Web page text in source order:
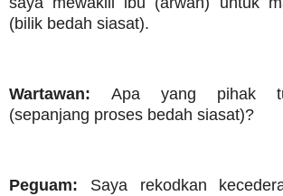
(bilik bedah siasat).
Wartawan: Apa yang pihak
(sepanjang proses bedah siasat)?
Peguam: Saya rekodkan